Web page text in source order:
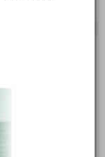
zkoušky